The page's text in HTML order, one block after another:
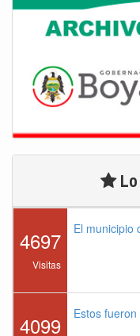
Lo
4697
Visitas
El municipio
4099 Estos